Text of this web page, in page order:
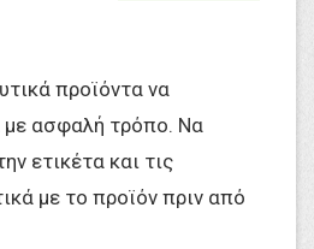
προϊόντα να
με ασφαλή τρόπο. Να
ετικέτα και τις
με το προϊόν πριν από